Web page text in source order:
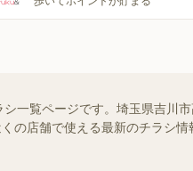
一覧ページです。埼玉県吉川
の店舗で使える最新のチラシ